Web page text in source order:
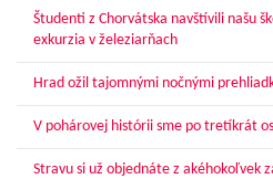
Študenti z Chorvátska navštívili našu
exkurzia v železiarňach
Hrad ožil tajomnými nočnými
V pohárovej histórii sme po tretíkrát
Stravu si už objednáte z akéhokoľvek